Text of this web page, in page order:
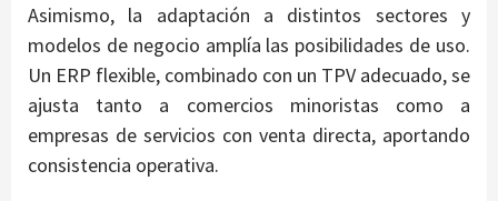
Asimismo, la adaptación a distintos sectores y
modelos de negocio amplía las posibilidades de uso.
Un ERP flexible, combinado con un TPV adecuado, se
ajusta tanto a comercios minoristas como a
empresas de servicios con venta directa, aportando
consistencia operativa.